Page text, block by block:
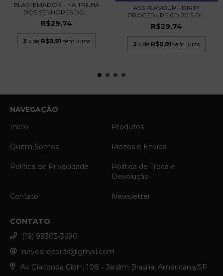
BLASFEMADOR - NA TRILHA
DOS SENHORES DO...
R$29,74
3 x de R$9,91 sem juros
ASS FLAVOUR - DIRTY
PROCEDURE CD 2015 DI...
R$29,74
3 x de R$9,91 sem juros
NAVEGAÇÃO
Início
Produtos
Quem Somos Prazos e Envios
Política de Privacidade
Política de Troca e
Devolução
Contato Newsletter
CONTATO
(19) 99303-3690
neves.records@gmail.com
Av Giaconda Cibin, 108 - Jardim Brasilia, Americana/SP